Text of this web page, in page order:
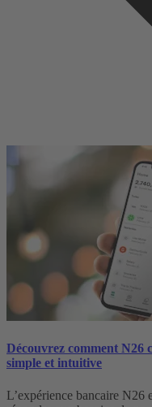
Découvrez comment N26
simple et intuitive
L’expérience bancaire N26